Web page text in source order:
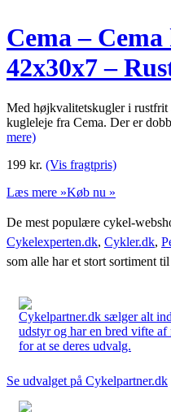
Cema –
42x30x7 –
Med højkvalitetskugler i rustfrit
kugleleje fra Cema. Der er
mere)
199 kr. (Vis fragtpris)
Læs mere »Køb nu »
De mest populære cykel-
Cykelexperten.dk, Cykler.dk,
som alle har et stort sortiment
Cykelpartner.dk sælger alt
udstyr og har en bred vifte
for at se deres udvalg.
Se udvalget på Cykelpartner.dk